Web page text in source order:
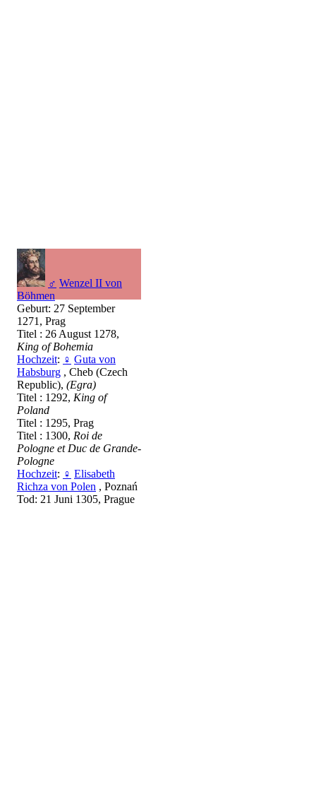
♂ Wenzel II von
Böhmen
Geburt: 27 September
1271, Prag
Titel : 26 August 1278,
King of Bohemia
Hochzeit: ♀ Guta von
Habsburg , Cheb (Czech
Republic), (Egra)
Titel : 1292, King of
Poland
Titel : 1295, Prag
Titel : 1300, Roi de
Pologne et Duc de Grande-
Pologne
Hochzeit: ♀ Elisabeth
Richza von Polen , Poznań
Tod: 21 Juni 1305, Prague